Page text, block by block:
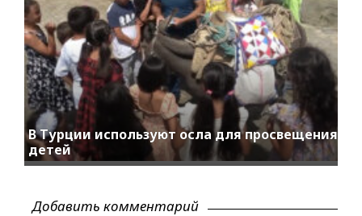
В Турции используют осла для просвещения
детей
Добавить комментарий